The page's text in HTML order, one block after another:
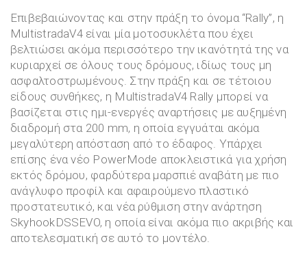
Επιβεβαιώνοντας και στην πράξη το όνομα “Rally”, η
MultistradaV4 είναι μία μοτοσυκλέτα που έχει
βελτιώσει ακόμα περισσότερο την ικανότητά της να
κυριαρχεί σε όλους τους δρόμους, ιδίως τους μη
ασφαλτοστρωμένους. Στην πράξη και σε τέτοιου
είδους συνθήκες, η MultistradaV4 Rally μπορεί να
βασίζεται στις ημι-ενεργές αναρτήσεις με αυξημένη
διαδρομή στα 200 mm, η οποία εγγυάται ακόμα
μεγαλύτερη απόσταση από το έδαφος. Υπάρχει
επίσης ένα νέο PowerMode αποκλειστικά για χρήση
εκτός δρόμου, φαρδύτερα μαρσπιέ αναβάτη με πιο
ανάγλυφο προφίλ και αφαιρούμενο πλαστικό
προστατευτικό, και νέα ρύθμιση στην ανάρτηση
SkyhookDSSEVO, η οποία είναι ακόμα πιο ακριβής και
αποτελεσματική σε αυτό το μοντέλο.